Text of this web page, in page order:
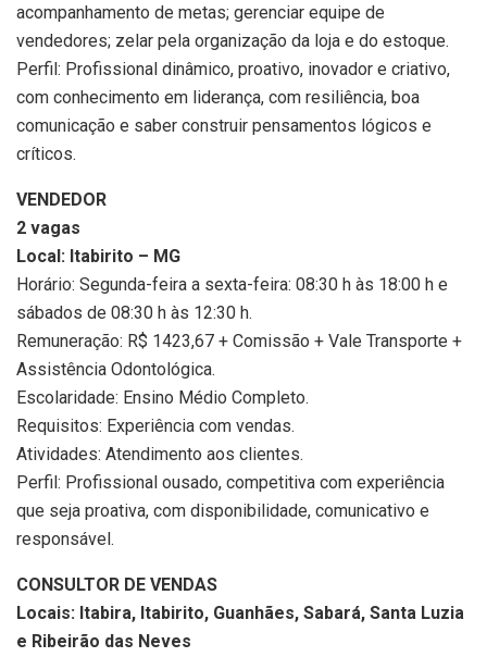
acompanhamento de metas; gerenciar equipe de
vendedores; zelar pela organização da loja e do estoque.
Perfil: Profissional dinâmico, proativo, inovador e criativo,
com conhecimento em liderança, com resiliência, boa
comunicação e saber construir pensamentos lógicos e
críticos.
VENDEDOR
2 vagas
Local: Itabirito – MG
Horário: Segunda-feira a sexta-feira: 08:30 h às 18:00 h e
sábados de 08:30 h às 12:30 h.
Remuneração: R$ 1423,67 + Comissão + Vale Transporte +
Assistência Odontológica.
Escolaridade: Ensino Médio Completo.
Requisitos: Experiência com vendas.
Atividades: Atendimento aos clientes.
Perfil: Profissional ousado, competitiva com experiência
que seja proativa, com disponibilidade, comunicativo e
responsável.
CONSULTOR DE VENDAS
Locais: Itabira, Itabirito, Guanhães, Sabará, Santa Luzia
e Ribeirão das Neves